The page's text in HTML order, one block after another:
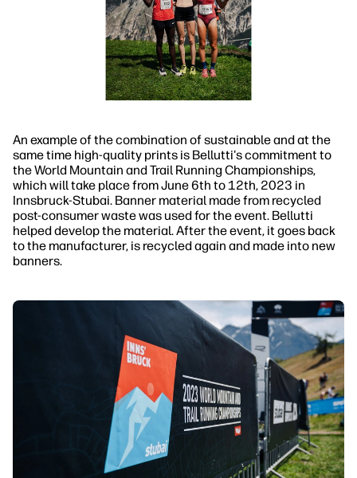
An example of the combination of sustainable and at the
same time high-quality prints is Bellutti's commitment to
the World Mountain and Trail Running Championships,
which will take place from June 6th to 12th, 2023 in
Innsbruck-Stubai. Banner material made from recycled
post-consumer waste was used for the event. Bellutti
helped develop the material. After the event, it goes back
to the manufacturer, is recycled again and made into new
banners.